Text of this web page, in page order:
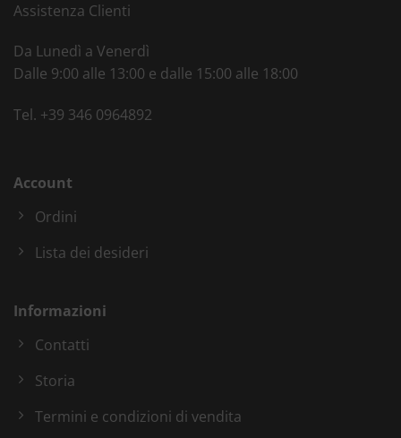
Assistenza Clienti
Da Lunedì a Venerdì
Dalle 9:00 alle 13:00 e dalle 15:00 alle 18:00
Tel. +39 346 0964892
Account
Ordini
Lista dei desideri
Informazioni
Contatti
Storia
Termini e condizioni di vendita